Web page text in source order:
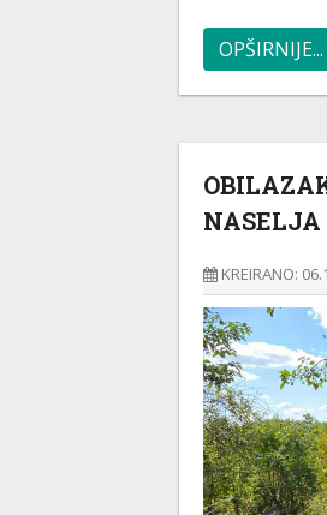
OPŠIRNIJE...
NASELJA
KREIRANO: